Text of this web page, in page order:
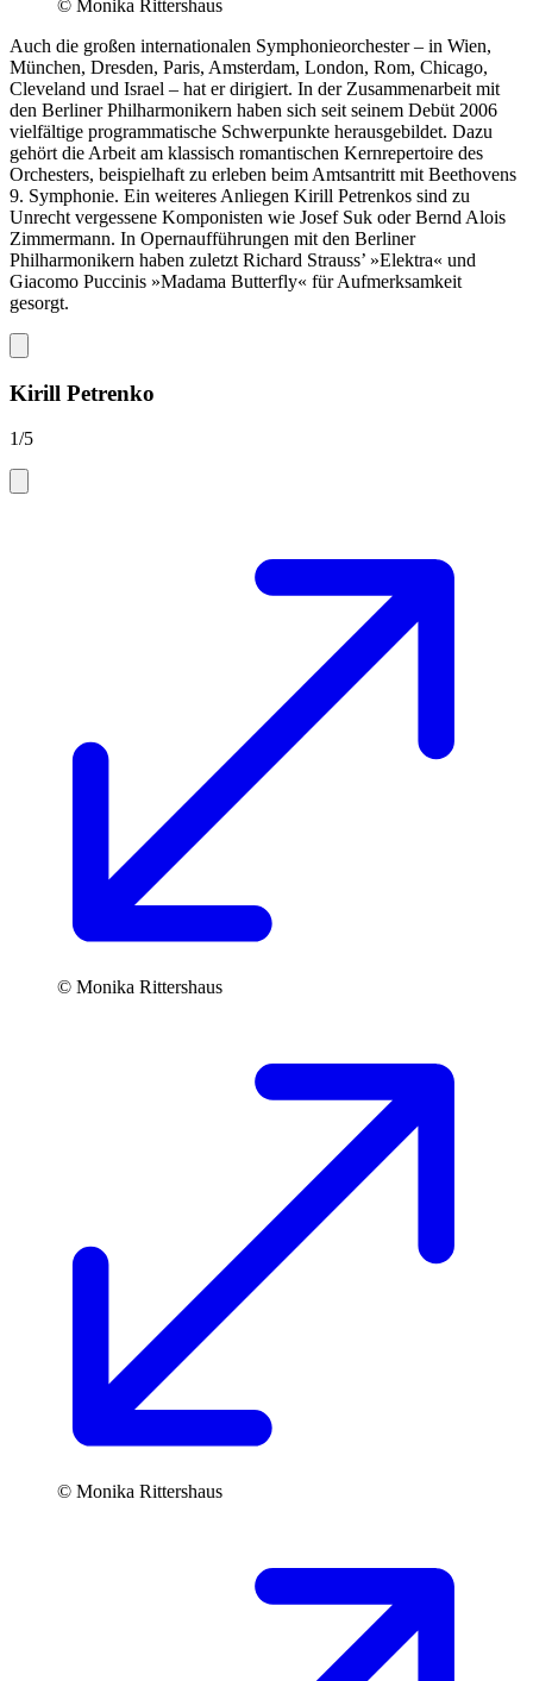
© Monika Rittershaus
Auch die großen internationalen Symphonieorchester – in Wien,
München, Dresden, Paris, Amsterdam, London, Rom, Chicago,
Cleveland und Israel – hat er dirigiert. In der Zusammenarbeit mit
den Berliner Philharmonikern haben sich seit seinem Debüt 2006
vielfältige programmatische Schwerpunkte herausgebildet. Dazu
gehört die Arbeit am klassisch romantischen Kernrepertoire des
Orchesters, beispielhaft zu erleben beim Amtsantritt mit Beethovens
9. Symphonie. Ein weiteres Anliegen Kirill Petrenkos sind zu
Unrecht vergessene Komponisten wie Josef Suk oder Bernd Alois
Zimmermann. In Opernaufführungen mit den Berliner
Philharmonikern haben zuletzt Richard Strauss’ »Elektra« und
Giacomo Puccinis »Madama Butterfly« für Aufmerksamkeit
gesorgt.
Kirill Petrenko
1/5
© Monika Rittershaus
© Monika Rittershaus